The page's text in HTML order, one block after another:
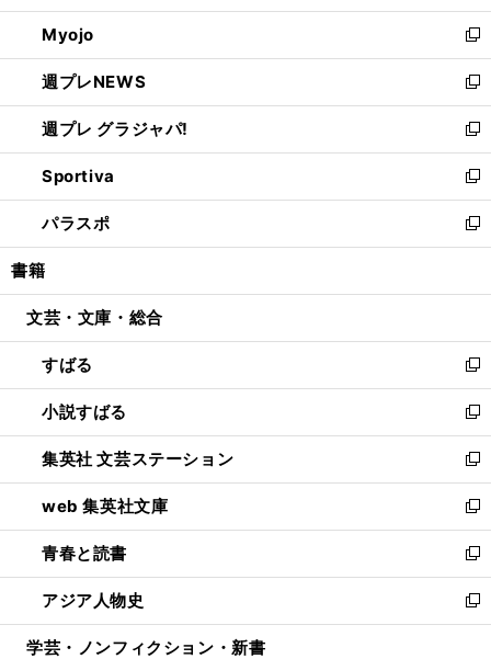
開
く
ウ
で
開
く
ン
ド
ウ
で
開
く
ウ
ィ
ン
ド
ウ
で
開
く
Myojo
新
し
い
ウ
ィ
ン
ド
ウ
で
開
週プレNEWS
新
し
い
ウ
ィ
ン
ド
ウ
開
週プレ グラジャパ!
新
し
い
ウ
ィ
ン
ウ
開
く
Sportiva
新
し
い
ウ
ン
ウ
で
開
く
パラスポ
新
し
ウ
ン
ド
ウ
で
開
く
書籍
文芸・文庫・総合
すばる
新
し
い
ウ
ィ
ン
ド
ウ
で
開
く
小説すばる
新
し
い
ウ
ィ
ン
ド
ウ
で
開
集英社 文芸ステーション
新
し
い
ウ
ィ
ン
ド
ウ
web 集英社文庫
新
し
い
ウ
ィ
ン
青春と読書
新
し
い
ウ
アジア人物史
新
し
学芸・ノンフィクション・新書